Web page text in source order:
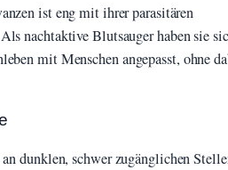
ist eng mit ihrer parasitären
nachtaktive Blutsauger haben sie
mit Menschen angepasst, ohne
dunklen, schwer zugänglichen